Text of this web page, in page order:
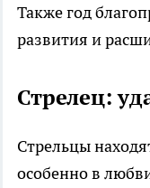
Также год
развития и
Стрелец:
Стрельцы
особенно в